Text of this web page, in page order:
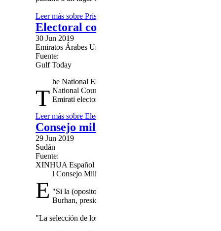
Leer más sobre Prisión preventiva para el militar que
Electoral college list for 2019 FNC
30 Jun 2019
Emiratos Árabes Unidos
Fuente:
Gulf Today
T
he National Election Committee, NEC, on Sunday
National Council (FNC), elections, which features
Emirati electors.
Leer más sobre Electoral college list for 2019 FNC
Consejo militar de Sudán dice
29 Jun 2019
Sudán
Fuente:
XINHUA Español
E
l Consejo Militar de Transición (CMT) de Sudán dijo
"Si la (opositora) Alianza para la Libertad y el
Burhan, presidente del CMT, durante una reunión en
"La selección de los candidatos del gobierno de transición